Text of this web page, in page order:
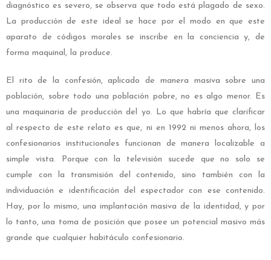
diagnóstico es severo, se observa que todo está plagado de sexo.
La producción de este ideal se hace por el modo en que este
aparato de códigos morales se inscribe en la conciencia y, de
forma maquinal, la produce.
El rito de la confesión, aplicado de manera masiva sobre una
población, sobre todo una población pobre, no es algo menor. Es
una maquinaria de producción del yo. Lo que habría que clarificar
al respecto de este relato es que, ni en 1992 ni menos ahora, los
confesionarios institucionales funcionan de manera localizable a
simple vista. Porque con la televisión sucede que no solo se
cumple con la transmisión del contenido, sino también con la
individuación e identificación del espectador con ese contenido.
Hay, por lo mismo, una implantación masiva de la identidad, y por
lo tanto, una toma de posición que posee un potencial masivo más
grande que cualquier habitáculo confesionario.